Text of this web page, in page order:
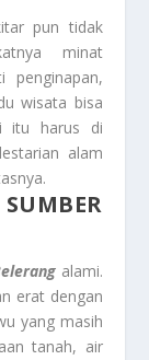
pun tidak
minat
penginapan,
wisata bisa
itu harus di
alam
alami.
erat dengan
yang masih
tanah, air